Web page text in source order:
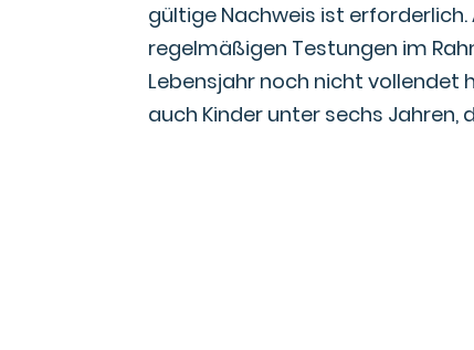
gültige Nachweis ist erforderlich.
regelmäßigen Testungen im
Lebensjahr noch nicht
auch Kinder unter sechs